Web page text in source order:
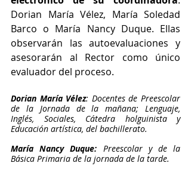
Dorian María Vélez, María Soledad
Barco o María Nancy Duque. Ellas
observarán las autoevaluaciones y
asesorarán al Rector como único
evaluador del proceso.
Dorian María Vélez: Docentes de Preescolar
de la Jornada de la mañana; Lenguaje,
Inglés, Sociales, Cátedra holguinista y
Educación artística, del bachillerato.
María Nancy Duque: Preescolar y de la
Básica Primaria de la jornada de la tarde.